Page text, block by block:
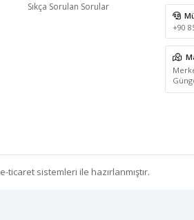
Sıkça Sorulan Sorular
+90
e-ticaret sistemleri ile hazırlanmıştır.